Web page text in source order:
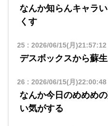
なんか知らんキャラ
くす
25: 2026/06/15(月)21:57:12
デスボックスから蘇
26 : 2026/06/15(月)22:00:48
なんか今日のめめめ
い気がする